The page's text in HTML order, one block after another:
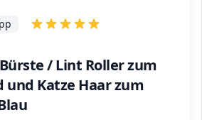
/ Lint Roller zum
Katze Haar zum